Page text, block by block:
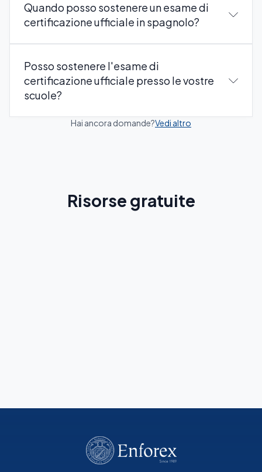
Quando posso sostenere un esame di
certificazione ufficiale in spagnolo?
Posso sostenere l'esame di
certificazione ufficiale presso le vostre
scuole?
Hai ancora domande?Vedi altro
Risorse gratuite